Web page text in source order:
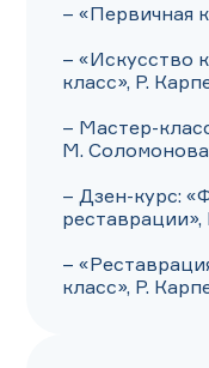
– «Первичная
– «Искусство
класс», Р.
– Мастер-
М.
– Дзен-курс:
–
класс», Р.